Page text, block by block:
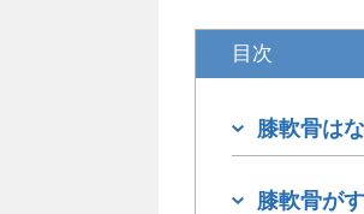
目次
膝軟骨は
膝軟骨が